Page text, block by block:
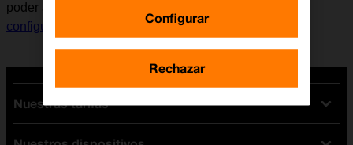
poder actualizar el software del móvil, es necesario
configurar el móvil para internet.
Nuestras tarifas
Configurar
Rechazar